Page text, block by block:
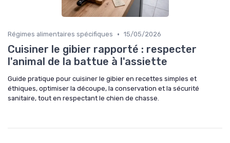
Régimes alimentaires spécifiques • 15/05/2026
Cuisiner le gibier rapporté : respecter
l'animal de la battue à l'assiette
Guide pratique pour cuisiner le gibier en recettes simples et
éthiques, optimiser la découpe, la conservation et la sécurité
sanitaire, tout en respectant le chien de chasse.